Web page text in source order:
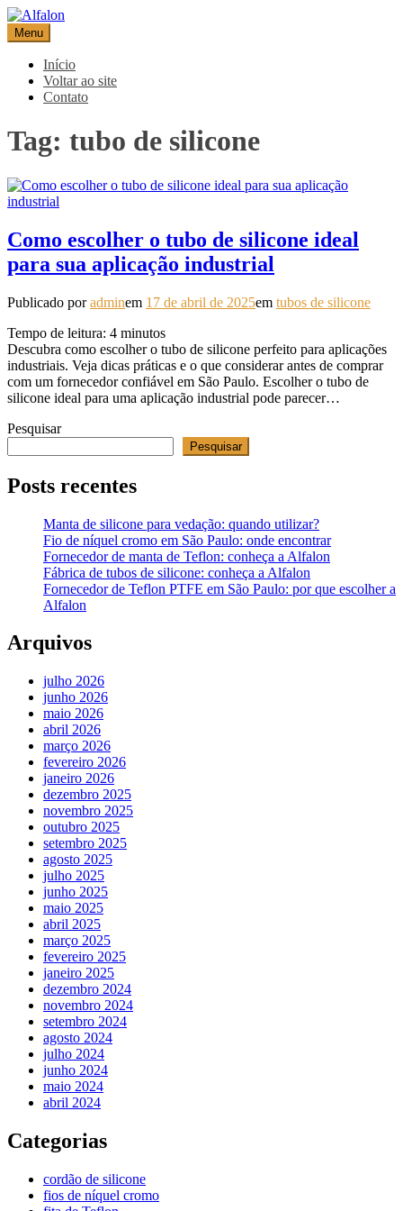
Pular
para
o
conteúdo
Alfalon
comércio e serviços pertinentes aos produtos de embalagens
Menu
Início
Voltar ao site
Contato
Tag: tubo de silicone
Como escolher o tubo de silicone ideal
para sua aplicação industrial
Publicado poradminem 17 de abril de 2025em tubos de silicone
Tempo de leitura: 4 minutos
Descubra como escolher o tubo de silicone perfeito para aplicações
industriais. Veja dicas práticas e o que considerar antes de comprar
com um fornecedor confiável em São Paulo. Escolher o tubo de
silicone ideal para uma aplicação industrial pode parecer…
Pesquisar
Pesquisar
Posts recentes
Manta de silicone para vedação: quando utilizar?
Fio de níquel cromo em São Paulo: onde encontrar
Fornecedor de manta de Teflon: conheça a Alfalon
Fábrica de tubos de silicone: conheça a Alfalon
Fornecedor de Teflon PTFE em São Paulo: por que escolher a
Alfalon
Arquivos
julho 2026
junho 2026
maio 2026
abril 2026
março 2026
fevereiro 2026
janeiro 2026
dezembro 2025
novembro 2025
outubro 2025
setembro 2025
agosto 2025
julho 2025
junho 2025
maio 2025
abril 2025
março 2025
fevereiro 2025
janeiro 2025
dezembro 2024
novembro 2024
setembro 2024
agosto 2024
julho 2024
junho 2024
maio 2024
abril 2024
Categorias
cordão de silicone
fios de níquel cromo